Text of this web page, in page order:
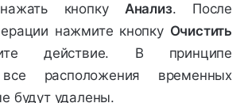
кнопку Анализ. После
нажмите кнопку Очистить
действие. В принципе
расположения временных
будут удалены.